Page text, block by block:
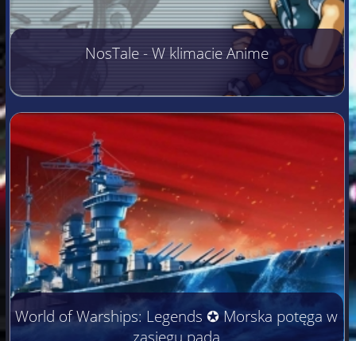
NosTale - W klimacie Anime
World of Warships: Legends ✪ Morska potęga w